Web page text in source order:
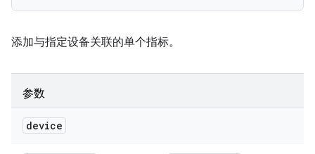
添加与指定设备关联的单个指标。
参数
device